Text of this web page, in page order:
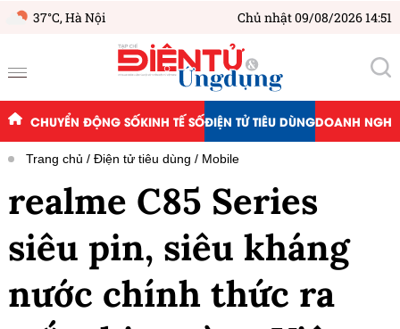
37°C,Hà Nội Chủ nhật 09/08/2026 14:51
CHUYỂN ĐỘNG SỐKINH TẾ SỐĐIỆN TỬ TIÊU DÙNGDOANH
Trang chủ Điện tử tiêu dùng Mobile
realme C85 Series
siêu pin, siêu kháng
nước chính thức ra